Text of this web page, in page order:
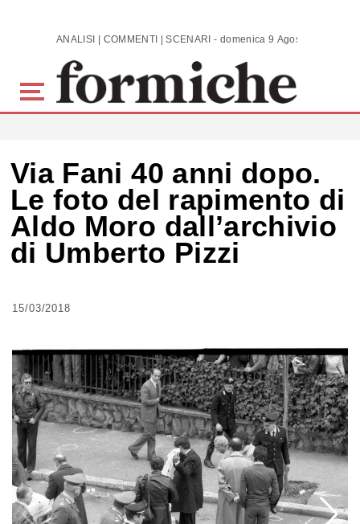
Skip to main content ANALISI | COMMENTI | SCENARI - domenica 9 Agosto 2026
Via Fani 40 anni dopo.
Le foto del rapimento di
Aldo Moro dall’archivio
di Umberto Pizzi
15/03/2018